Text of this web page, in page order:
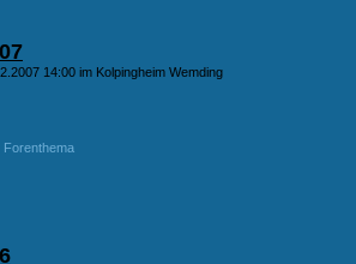
14:00 im Kolpingheim Wemding
Forenthema